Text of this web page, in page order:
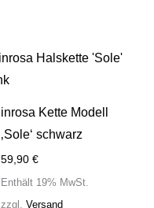
inrosa Kette Modell
‚Sole‘ schwarz
59,90€
Enthält 19% MwSt.
zzgl.Versand